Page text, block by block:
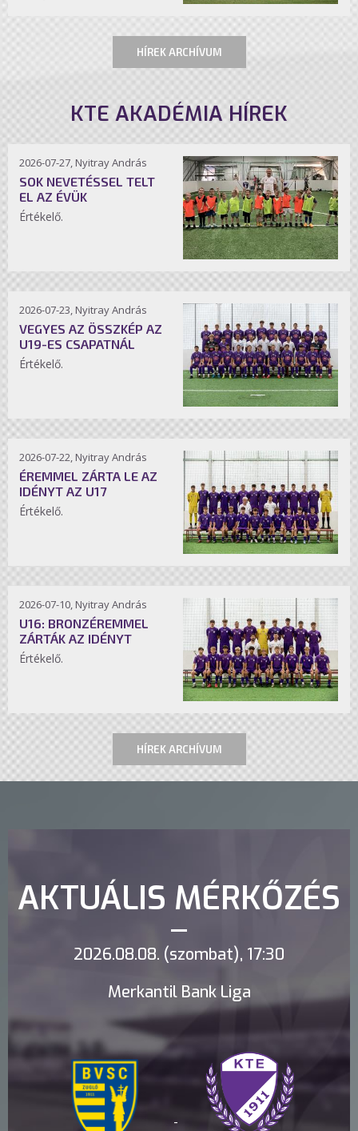
HÍREK ARCHÍVUM
KTE AKADÉMIA HÍREK
2026-07-27, Nyitray András
SOK NEVETÉSSEL TELT
EL AZ ÉVÜK
Értékelő.
2026-07-23, Nyitray András
VEGYES AZ ÖSSZKÉP AZ
U19-ES CSAPATNÁL
Értékelő.
2026-07-22, Nyitray András
ÉREMMEL ZÁRTA LE AZ
IDÉNYT AZ U17
Értékelő.
2026-07-10, Nyitray András
U16: BRONZÉREMMEL
ZÁRTÁK AZ IDÉNYT
Értékelő.
HÍREK ARCHÍVUM
AKTUÁLIS MÉRKŐZÉS
2026.08.08. (szombat), 17:30
Merkantil Bank Liga
-